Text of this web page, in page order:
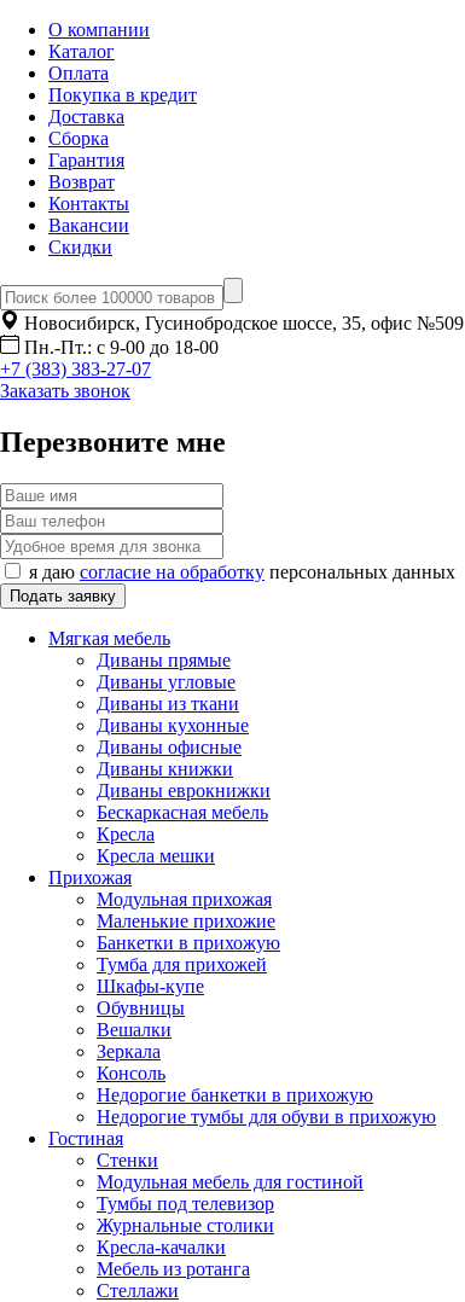
О компании
Каталог
Оплата
Покупка в кредит
Доставка
Сборка
Гарантия
Возврат
Контакты
Вакансии
Скидки
Новосибирск, Гусинобродское шоссе, 35, офис №509
Пн.-Пт.: с 9-00 до 18-00
+7 (383) 383-27-07
Заказать звонок
Перезвоните мне
я даю согласие на обработку персональных данных
Мягкая мебель
Диваны прямые
Диваны угловые
Диваны из ткани
Диваны кухонные
Диваны офисные
Диваны книжки
Диваны еврокнижки
Бескаркасная мебель
Кресла
Кресла мешки
Прихожая
Модульная прихожая
Маленькие прихожие
Банкетки в прихожую
Тумба для прихожей
Шкафы-купе
Обувницы
Вешалки
Зеркала
Консоль
Недорогие банкетки в прихожую
Недорогие тумбы для обуви в прихожую
Гостиная
Стенки
Модульная мебель для гостиной
Тумбы под телевизор
Журнальные столики
Кресла-качалки
Мебель из ротанга
Стеллажи